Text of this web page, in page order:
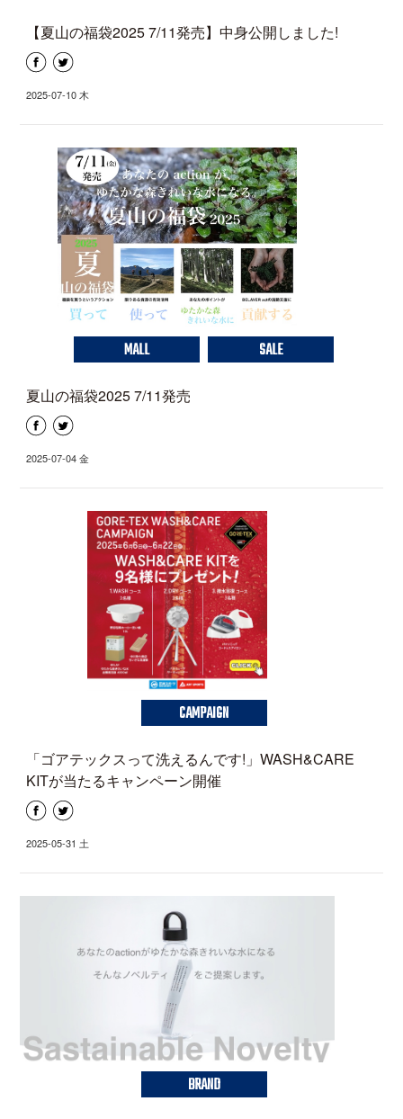
【夏山の福袋2025 7/11発売】中身公開しました!
2025-07-10 木
MALL SALE
夏山の福袋2025 7/11発売
2025-07-04 金
CAMPAIGN
「ゴアテックスって洗えるんです!」WASH&CARE
KITが当たるキャンペーン開催
2025-05-31 土
BRAND